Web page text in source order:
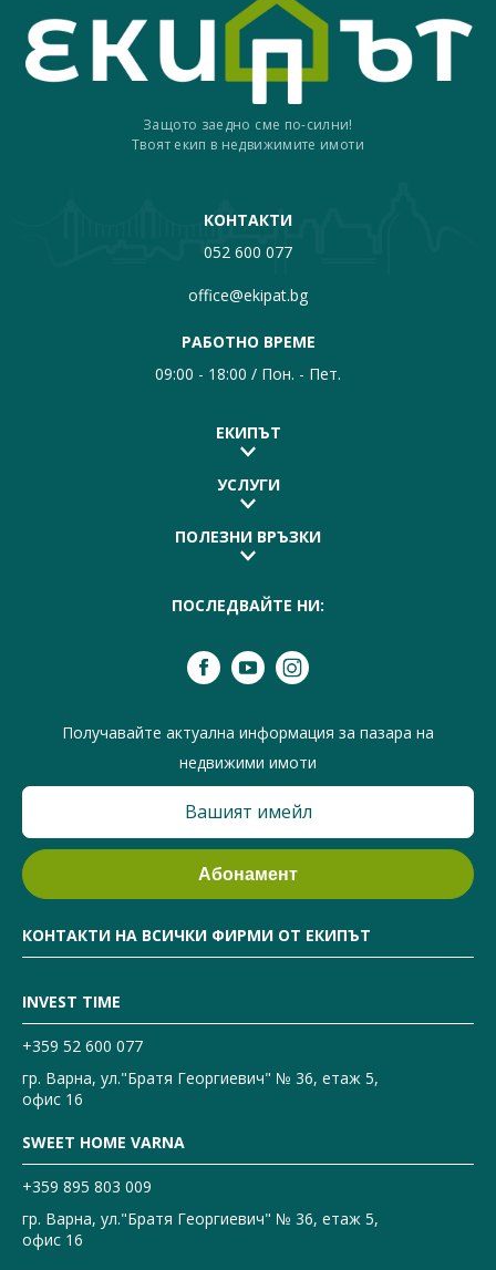
Защото заедно сме по-силни!
Твоят екип в недвижимите имоти
КОНТАКТИ
052 600 077
office@ekipat.bg
РАБОТНО ВРЕМЕ
09:00 - 18:00 / Пон. - Пет.
ЕКИПЪТ
УСЛУГИ
ПОЛЕЗНИ ВРЪЗКИ
ПОСЛЕДВАЙТЕ НИ:
Получавайте актуална информация за пазара на
недвижими имоти
КОНТАКТИ НА ВСИЧКИ ФИРМИ ОТ ЕКИПЪТ
INVEST TIME
+359 52 600 077
гр. Варна, ул."Братя Георгиевич" № 36, етаж 5,
офис 16
SWEET HOME VARNA
+359 895 803 009
гр. Варна, ул."Братя Георгиевич" № 36, етаж 5,
офис 16